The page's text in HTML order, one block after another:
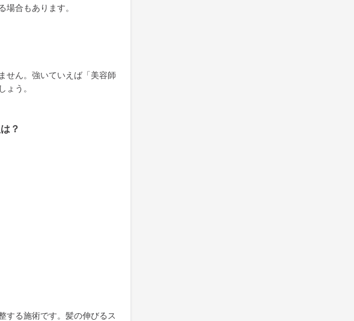
場合もあります。
せん。強いていえば「美容師
ょう。
？
する施術です。髪の伸びるス